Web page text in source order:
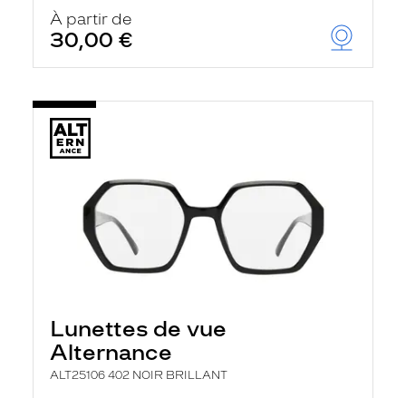
À partir de
30,00 €
Lunettes de vue
Alternance
ALT25106 402 NOIR BRILLANT